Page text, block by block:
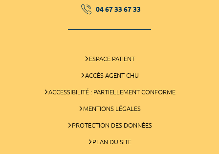
04 67 33 67 33
ESPACE PATIENT
ACCÈS AGENT CHU
ACCESSIBILITÉ : PARTIELLEMENT CONFORME
MENTIONS LÉGALES
PROTECTION DES DONNÉES
PLAN DU SITE